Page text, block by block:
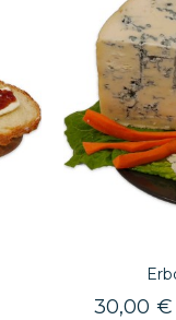
30,00 €